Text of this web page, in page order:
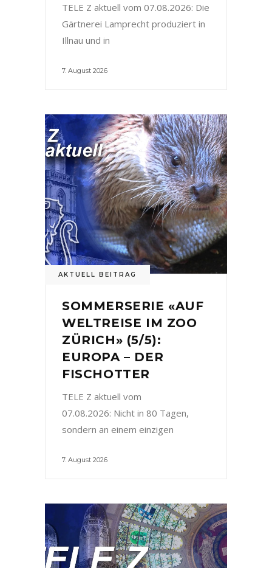
TELE Z aktuell vom 07.08.2026: Die
Gärtnerei Lamprecht produziert in
Illnau und in
7. August 2026
AKTUELL BEITRAG
SOMMERSERIE «AUF
WELTREISE IM ZOO
ZÜRICH» (5/5):
EUROPA – DER
FISCHOTTER
TELE Z aktuell vom
07.08.2026: Nicht in 80 Tagen,
sondern an einem einzigen
7. August 2026